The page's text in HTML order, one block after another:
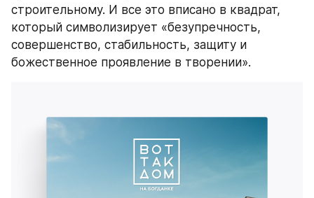
строительному. И все это вписано в квадрат,
который символизирует «безупречность,
совершенство, стабильность, защиту и
божественное проявление в творении».